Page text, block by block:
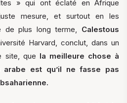
» qui ont éclaté en Afrique
mesure, et surtout en les
de plus long terme, Calestous
Harvard, conclut, dans un
site, que la meilleure chose à
est qu’il ne fasse pas